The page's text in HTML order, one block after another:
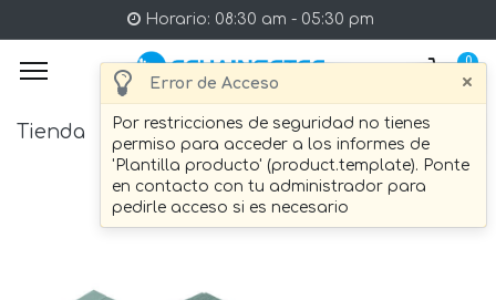
Error de Acceso ×
Por restricciones de seguridad no tienes
permiso para acceder a los informes de
'Plantilla producto' (product.template). Ponte
en contacto con tu administrador para
pedirle acceso si es necesario
Horario: 08:30 am - 05:30 pm
0
Tienda 3 artículo Encontrado.